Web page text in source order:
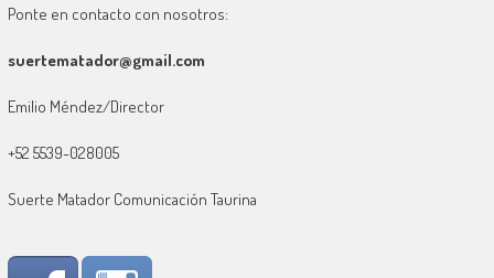
Ponte en contacto con nosotros:
suertematador@gmail.com
Emilio Méndez/Director
+52 5539-028005
Suerte Matador Comunicación Taurina